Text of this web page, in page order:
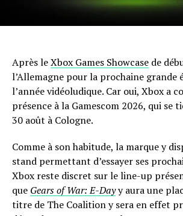
Après leXbox Games Showcase de
l’Allemagne pour la prochaine grande
l’année vidéoludique. Car oui, Xbox a
présence à la Gamescom 2026, qui se
30 août à Cologne.
Comme à son habitude, la marque y
stand permettant d’essayer ses
Xbox reste discret sur le line-up
que Gears of War: E-Dayy aura une
titre de The Coalition y sera en effet